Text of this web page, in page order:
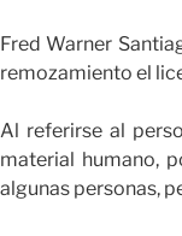
Fred Warner
remozamiento el
Al referirse al
material humano,
algunas personas,